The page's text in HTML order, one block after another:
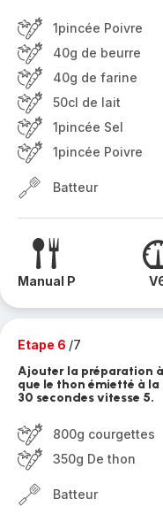
1pincée Poivre
40g de beurre
40g de farine
50cl de lait
1pincée Sel
1pincée Poivre
Batteur
Manual P
Etape 6 /7
Ajouter la préparation
que le thon émietté à
30 secondes vitesse 5.
800g courgettes
350g De thon
Batteur